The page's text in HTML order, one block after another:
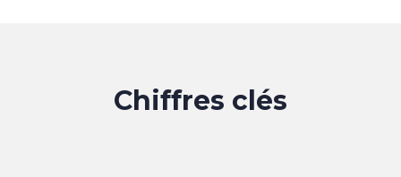
Chiffres clés